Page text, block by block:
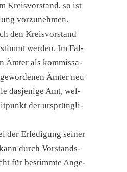
Kreis­vor­stand, so ist
vor­zu­neh­men.
den Kreis­vor­stand
wer­den. Im Fal­
Ämter als kom­mis­sa­
Ämter neu
das­je­ni­ge Amt, wel­
der ursprüng­li­
der Erle­di­gung sei­ner
durch Vor­stands­
für bestimm­te Ange­